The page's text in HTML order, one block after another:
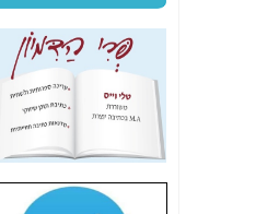
"יש אפליה בחקירה"?
חשיפה: למה השר
משה כחלון לא נחקר
עד היום? -
כאן
חשיפת חשד לשחיתות
הדומה לזו של "תיק
4000" אך בתחום
הסלולר -כאן